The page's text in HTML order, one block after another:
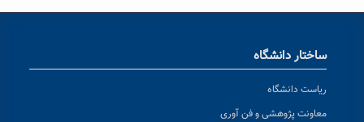
ساختار دانشگاه
ریاست دانشگاه
معاونت پژوهشی و فن آوری